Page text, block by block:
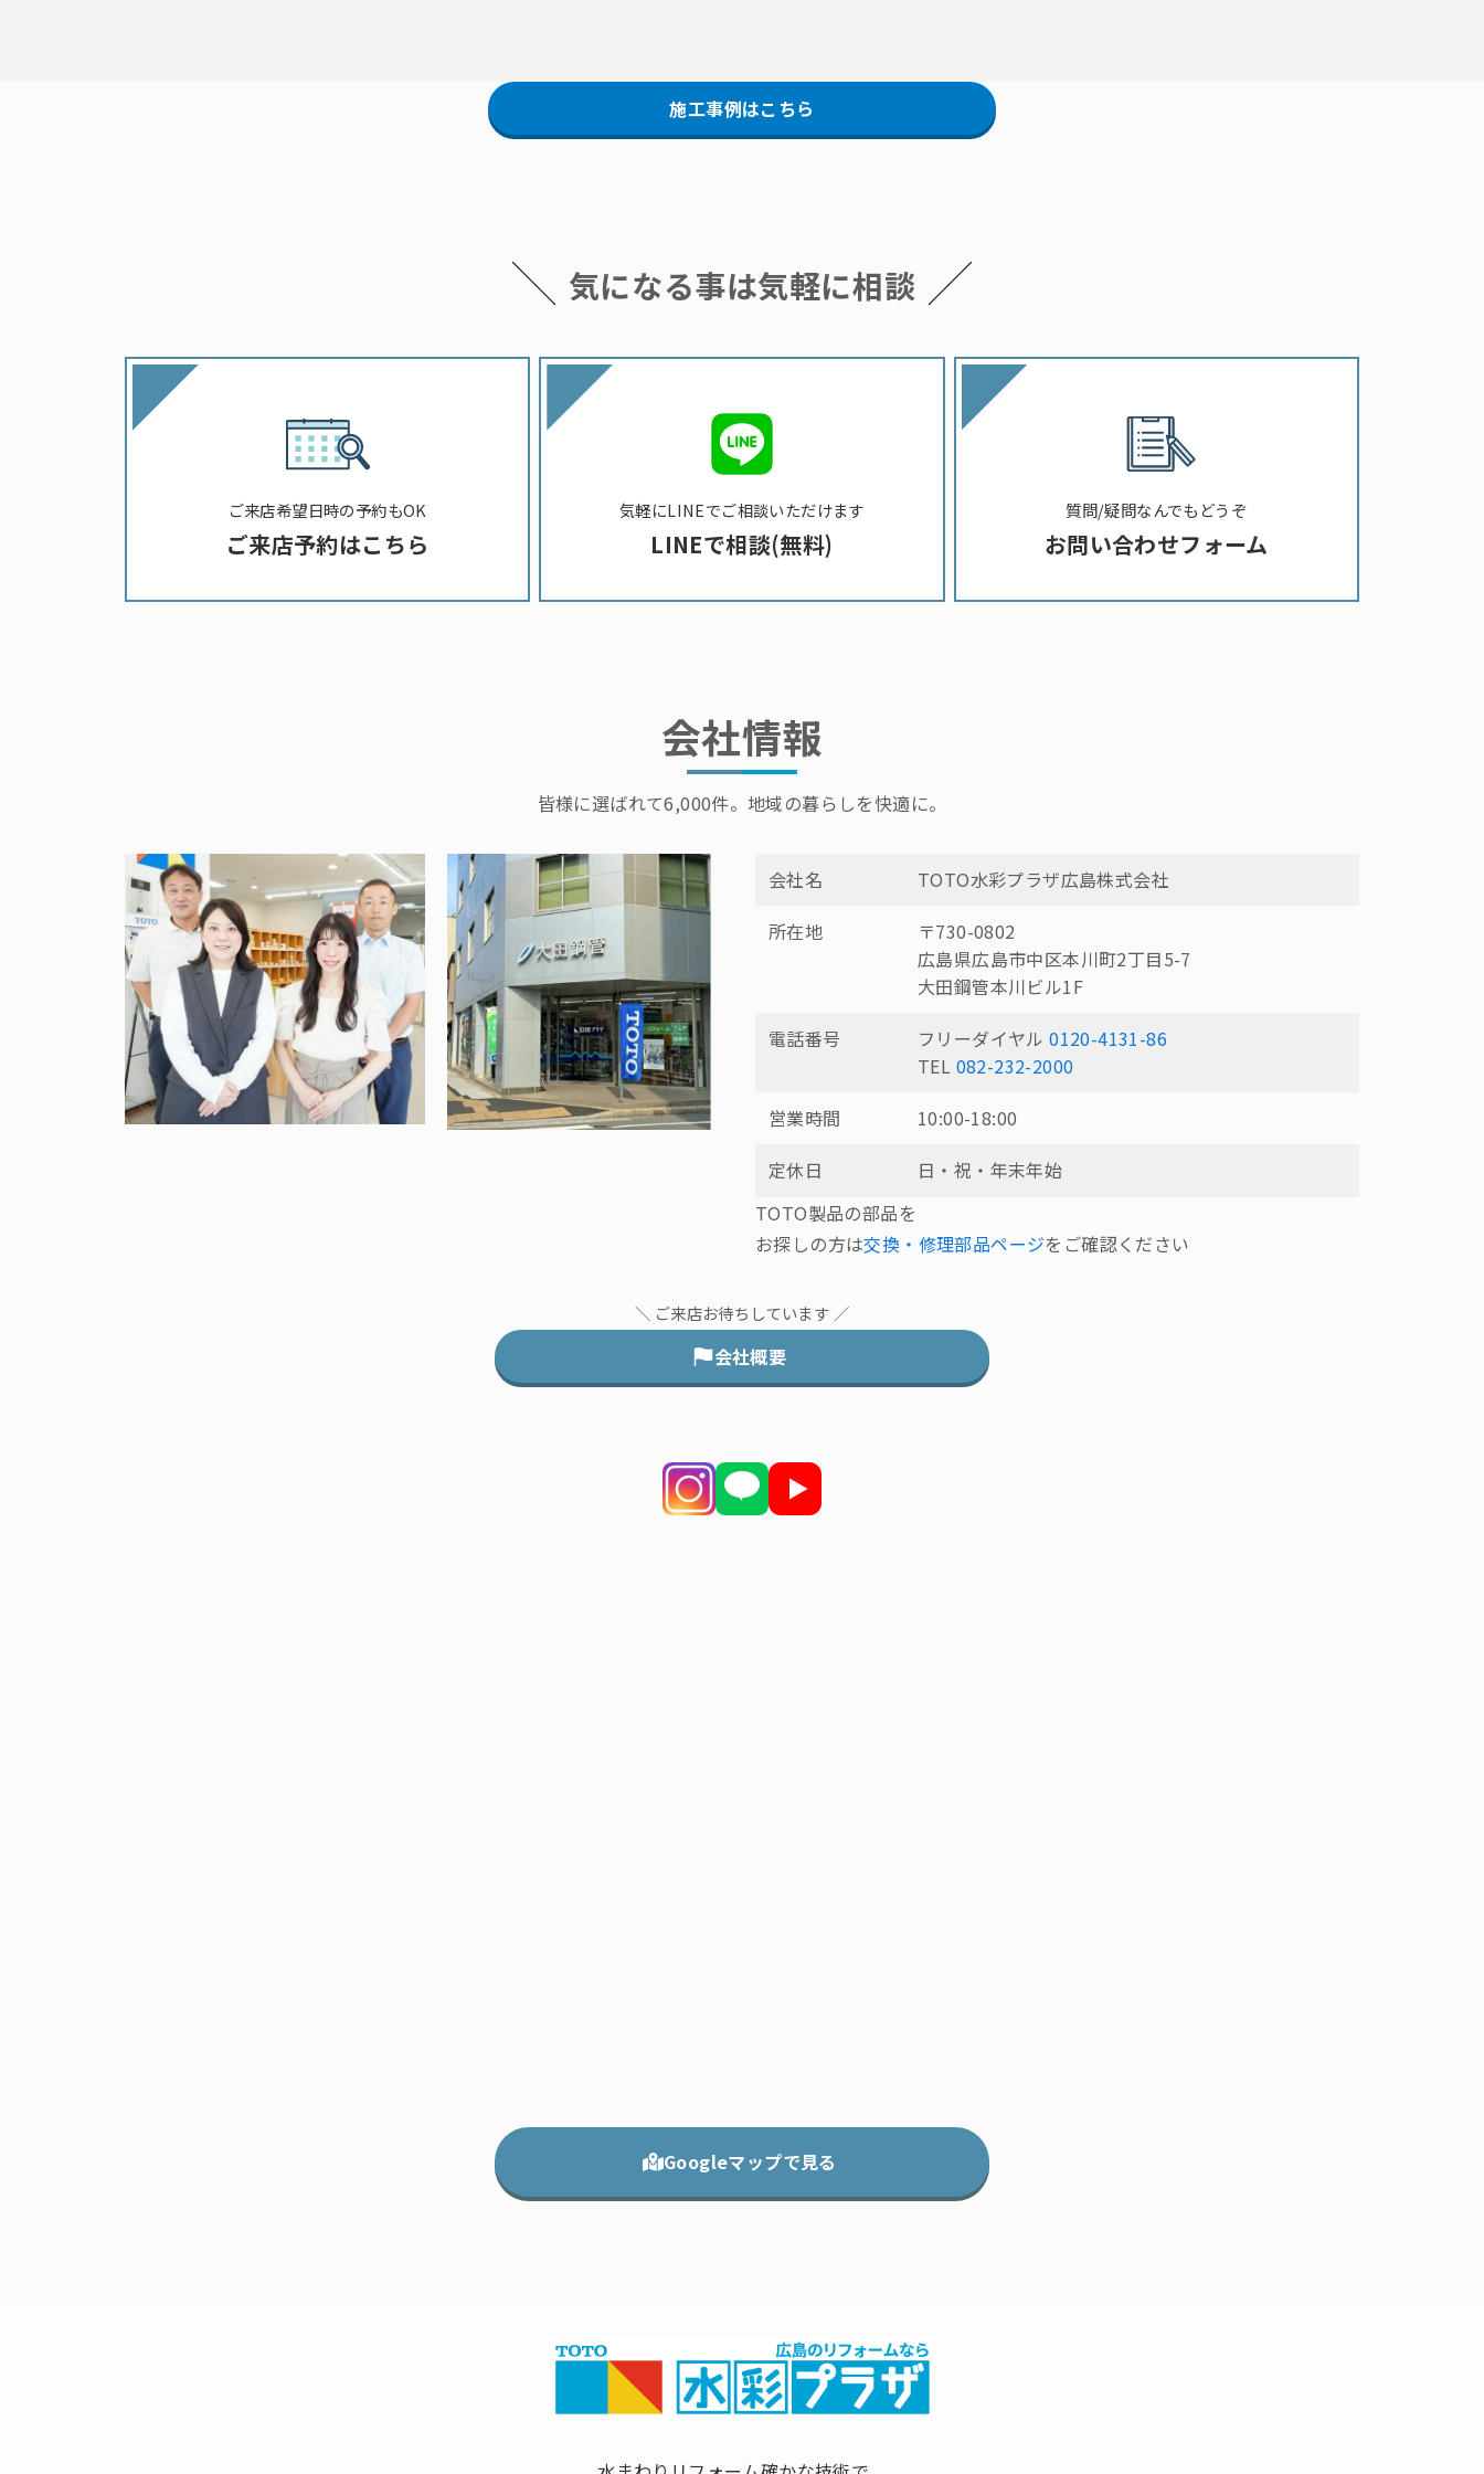
施工事例はこちら
気になる事は気軽に相談
ご来店希望日時の予約もOK
ご来店予約はこちら
気軽にLINEでご相談いただけます
LINEで相談(無料)
質問/疑問なんでもどうぞ
お問い合わせフォーム
会社情報
皆様に選ばれて6,000件。地域の暮らしを快適に。
会社名
TOTO水彩プラザ広島株式会社
所在地
〒730-0802
広島県広島市中区本川町2丁目5-7
大田鋼管本川ビル1F
電話番号
フリーダイヤル0120-4131-86
TEL 082-232-2000
営業時間
10:00-18:00
定休日
日・祝・年末年始
TOTO製品の部品を
お探しの方は交換・修理部品ページをご確認ください
＼ ご来店お待ちしています ／
会社概要
Googleマップで見る